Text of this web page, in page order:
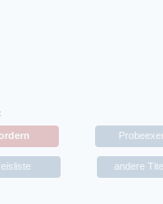
andere